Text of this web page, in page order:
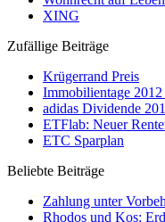
XING
Zufällige Beiträge
Krügerrand Preis
Immobilientage
adidas Dividende
ETFlab: Neuer
ETC Sparplan
Beliebte Beiträge
Zahlung unter
Rhodos und Kos: